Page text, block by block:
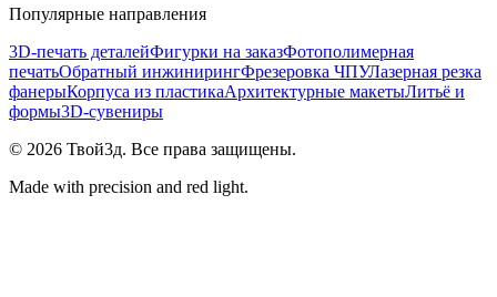
Популярные направления
3D-печать деталейФигурки на заказФотополимерная
печатьОбратный инжинирингФрезеровка ЧПУЛазерная резка
фанерыКорпуса из пластикаАрхитектурные макетыЛитьё и
формы3D-сувениры
© 2026 Твой3д. Все права защищены.
Made with precision and red light.